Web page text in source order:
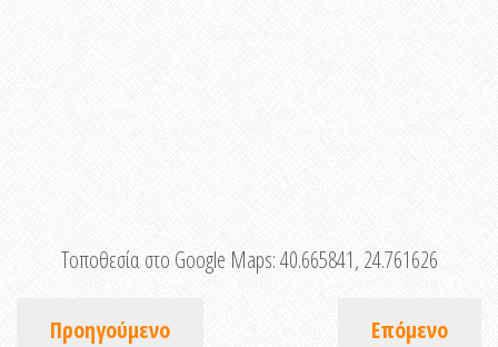
Τοποθεσία στο Google Maps:40.665841, 24.761626
Προηγούμενο Επόμενο